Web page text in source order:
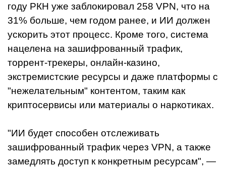
году РКН уже заблокировал 258 VPN, что на
31% больше, чем годом ранее, и ИИ должен
ускорить этот процесс. Кроме того, система
нацелена на зашифрованный трафик,
торрент-трекеры, онлайн-казино,
экстремистские ресурсы и даже платформы с
"нежелательным" контентом, таким как
криптосервисы или материалы о наркотиках.
"ИИ будет способен отслеживать
зашифрованный трафик через VPN, а также
замедлять доступ к конкретным ресурсам", —